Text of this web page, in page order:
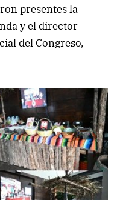
presentes la
y el director
del Congreso,